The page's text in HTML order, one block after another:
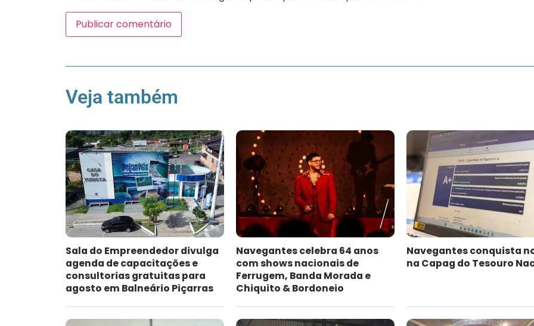
Veja também
Sala do Empreendedor divulga
agenda de capacitações e
consultorias gratuitas para
agosto em Balneário Piçarras
Navegantes celebra 64 anos
com shows nacionais de
Ferrugem, Banda Morada e
Chiquito & Bordoneio
Navegantes conquista
na Capag do Tesouro